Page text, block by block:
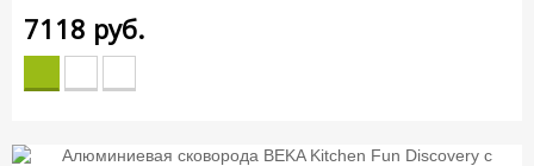
7118 руб.